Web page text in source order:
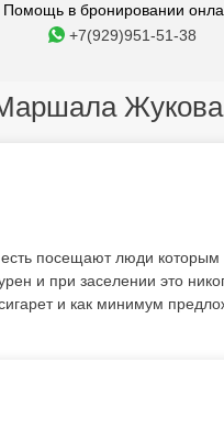
Помощь в бронировании
+7(929)951-51-38
Жукова
посещают люди
и при заселении это
и как минимум